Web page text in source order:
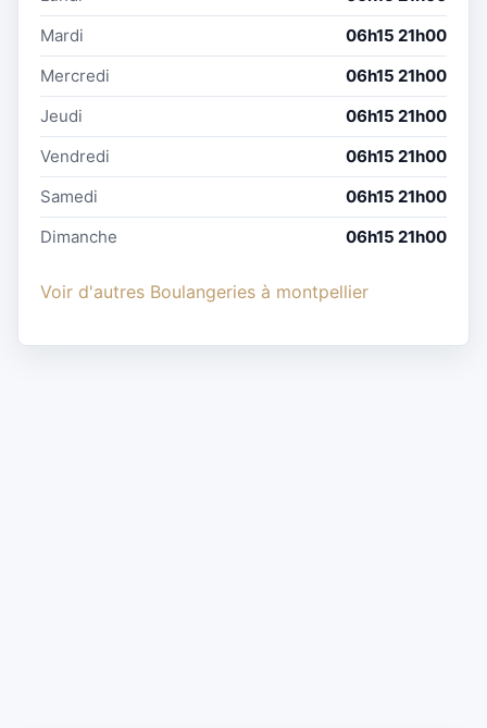
Mardi
06h15 21h00
Mercredi
06h15 21h00
Jeudi
06h15 21h00
Vendredi
06h15 21h00
Samedi
06h15 21h00
Dimanche
06h15 21h00
Voir d'autres Boulangeries à montpellier